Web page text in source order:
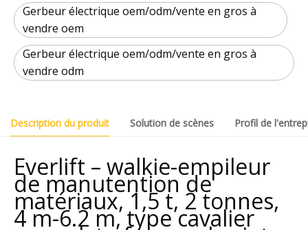
Gerbeur électrique oem/odm/vente en gros à
vendre oem
Gerbeur électrique oem/odm/vente en gros à
vendre odm
Description du produit Solution de scènes Profil de
Everlift – walkie-empileur
de manutention de
matériaux, 1,5 t, 2 tonnes,
4 m-6.2 m, type cavalier